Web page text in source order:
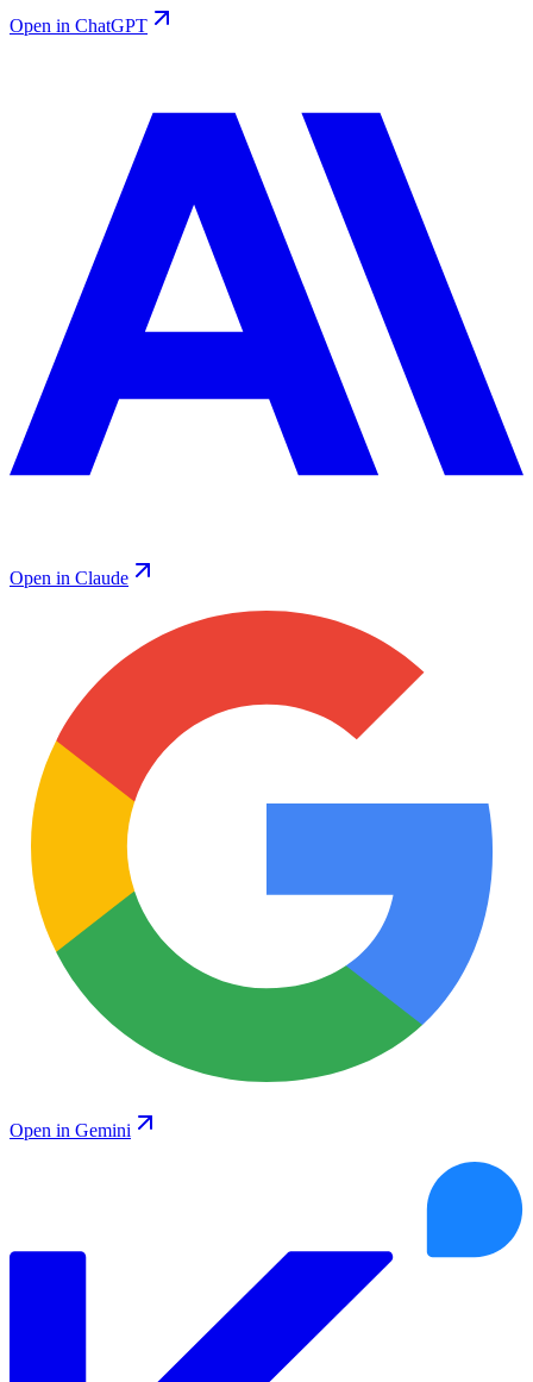
Open in ChatGPT
Open in Claude
Open in Gemini